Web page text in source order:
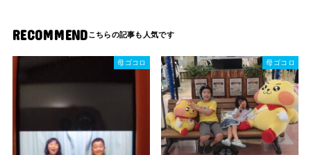
RECOMMEND
母ゴコロ 母ゴコロ